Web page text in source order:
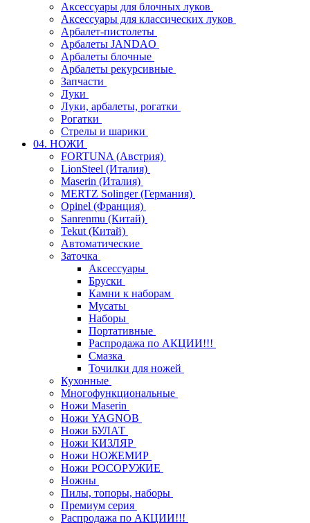
Аксессуары для блочных луков
Аксессуары для классических луков
Арбалет-пистолеты
Арбалеты JANDAO
Арбалеты блочные
Арбалеты рекурсивные
Запчасти
Луки
Луки, арбалеты, рогатки
Рогатки
Стрелы и шарики
04. НОЖИ
FORTUNA (Австрия)
LionSteel (Италия)
Maserin (Италия)
MERTZ Solinger (Германия)
Opinel (Франция)
Sanrenmu (Китай)
Tekut (Китай)
Автоматические
Заточка
Аксессуары
Бруски
Камни к наборам
Мусаты
Наборы
Портативные
Распродажа по АКЦИИ!!!
Смазка
Точилки для ножей
Кухонные
Многофункциональные
Ножи Maserin
Ножи YAGNOB
Ножи БУЛАТ
Ножи КИЗЛЯР
Ножи НОЖЕМИР
Ножи РОСОРУЖИЕ
Ножны
Пилы, топоры, наборы
Премиум серия
Распродажа по АКЦИИ!!!